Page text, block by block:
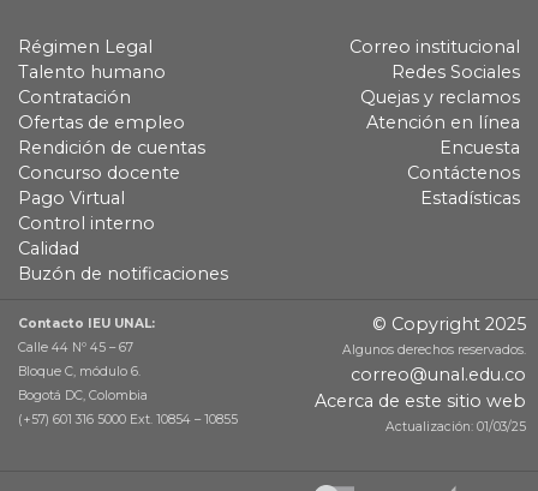
Régimen Legal
Talento humano
Contratación
Ofertas de empleo
Rendición de cuentas
Concurso docente
Pago Virtual
Control interno
Calidad
Buzón de notificaciones
Correo institucional
Redes Sociales
Quejas y reclamos
Atención en línea
Encuesta
Contáctenos
Estadísticas
Contacto IEU UNAL:
Calle 44 Nº 45 – 67
Bloque C, módulo 6.
Bogotá DC, Colombia
(+57) 601 316 5000 Ext. 10854 – 10855
© Copyright 2025
Algunos derechos reservados.
correo@unal.edu.co
Acerca de este sitio web
Actualización: 01/03/25